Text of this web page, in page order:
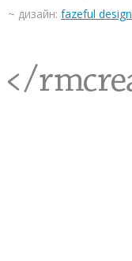
~ дизайн: fazeful design
<rmcreative/>